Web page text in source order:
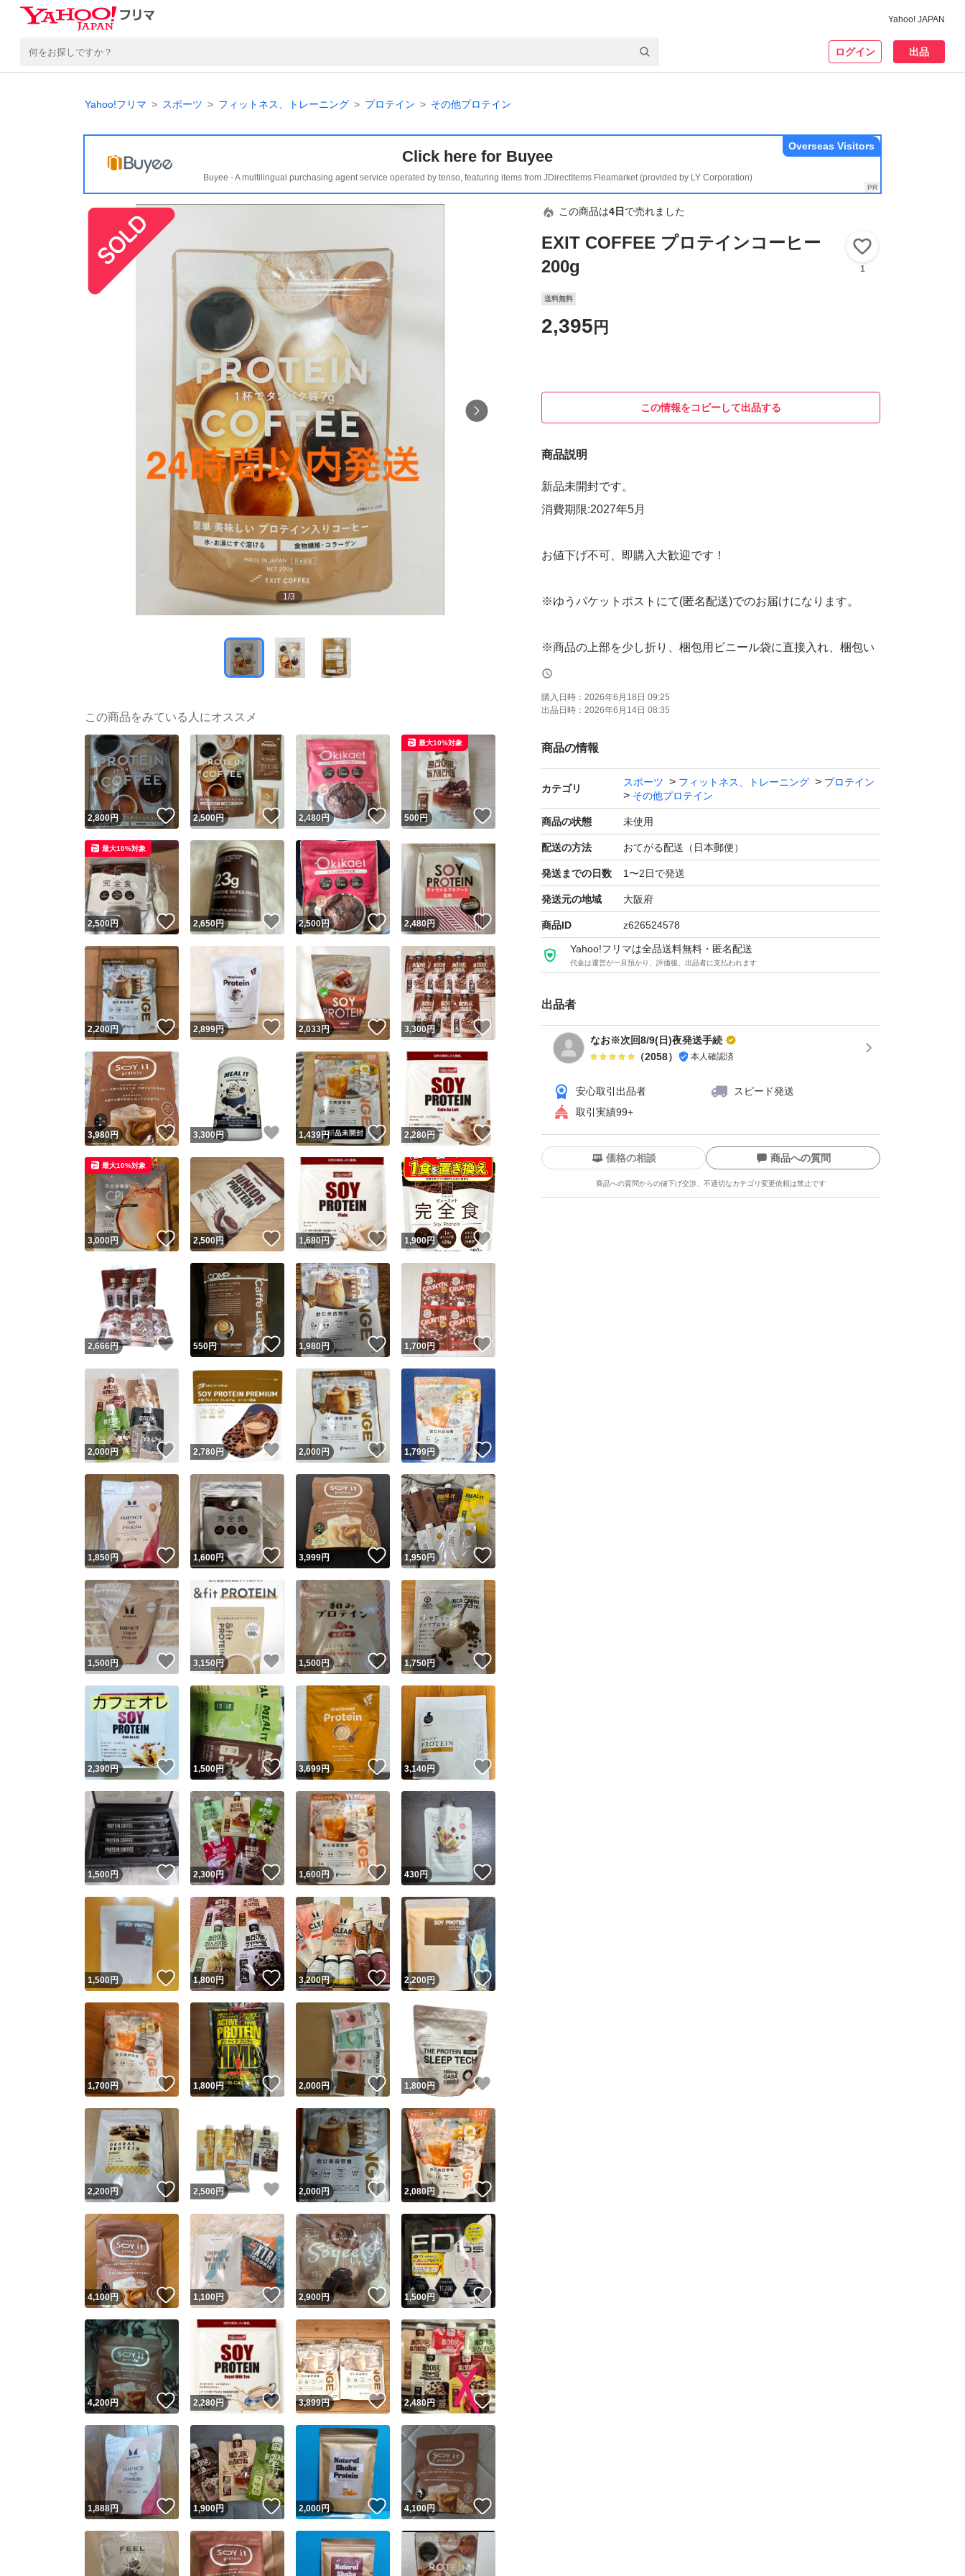
Yahoo! JAPAN
ログイン 出品
Yahoo!フリマ スポーツ フィットネス、トレーニング プロテイン その他プロテイン
Click here for Buyee
Buyee - A multilingual purchasing agent service operated by tenso, featuring items from JDirectItems Fleamarket (provided by LY Corporation)
Overseas Visitors
1/3
この商品は4日 で売れました
EXIT COFFEE プロテインコーヒー
200g
1
送料無料
2,395 円
この情報をコピーして出品する
商品説明
新品未開封です。
消費期限:2027年5月
お値下げ不可、即購入大歓迎です！
※ゆうパケットポストにて(匿名配送)でのお届けになります。
※商品の上部を少し折り、梱包用ビニール袋に直接入れ、梱包い
たします。開封の際はご注意下さいませ。
製品の特性上、最初からパッケージにシワ、汚れ等見られる事が
あります、ご了承頂ける方のみご購入願います。
1杯で7gのタンパク質が摂取でき、食物繊維とコラーゲンも配合
された水やお湯に溶けるインスタントコーヒーです。
- ブランド: EXIT COFFEE
- 内容量: 200g ×2袋
- 主な成分: タンパク質、食物繊維、コラーゲンペプチド
- 生産国: 日本
ご覧いただきありがとうございます。
プロテイン
コーヒー
coffee
珈琲
購入日時： 2026年6月18日 09:25
出品日時： 2026年6月14日 08:35
商品の情報
カテゴリ
スポーツ フィットネス、トレーニング
プロテイン
その他プロテイン
商品の状態 未使用
配送の方法 おてがる配送（日本郵便）
発送までの日数 1〜2日で発送
発送元の地域 大阪府
商品ID z626524578
Yahoo!フリマは全品送料無料・匿名配送
代金は運営が一旦預かり、評価後、出品者に支払われます
出品者
なお※次回8/9(日)夜発送手続
（2058） 本人確認済
安心取引出品者
スピード発送
取引実績99+
ユーザーの実績について
Yahoo!フリマが定めた一定の基準を満たしたユーザーにバッジを付与しています
安心取引出品者
安心取引出品者 Yahoo!フリマの基準をクリアした安心・安全なユーザーです
取引実績
取引実績◯+ このユーザーはYahoo!フリマの取引を完了させた実績があります
他フリマ実績◯+ このユーザーは他フリマサービスでの取引実績があります
スピード&安心発送
※このバッジは実績に基づく表示であり、発送を保証しているものではありません
スピード＆安心発送
このユーザーは高頻度で24時間以内＆設定した発送日数内に発送してい
ます
スピード発送 このユーザーは高頻度で24時間以内に発送しています
安心発送 このユーザーは設定した発送日数内に発送しています
価格の相談 商品への質問
商品への質問からの値下げ交渉、不適切なカテゴリ変更依頼は禁止です
この商品の情報をコピーします
商品画像の 無断転載は禁止されています
コピーは
1商品につき1回です
出品ページへ
キャンセル
この商品をみている人にオススメ
2,800円 いいね！
2,500円 いいね！
2,480円 いいね！
500円
最大10%対象
2,500円 いいね！
最大10%対象
2,650円 いいね！
2,500円 いいね！
2,480円
2,200円 いいね！
2,899円 いいね！
2,033円 いいね！
3,300円
3,980円 いいね！
3,300円 いいね！
1,439円 いいね！
2,280円
3,000円 いいね！
最大10%対象
2,500円 いいね！
1,680円 いいね！
1,900円
2,666円 いいね！
550円 いいね！
1,980円 いいね！
1,700円
2,000円 いいね！
2,780円 いいね！
2,000円 いいね！
1,799円 いいね！
1,850円 いいね！
1,600円 いいね！
3,999円 いいね！
1,950円
1,500円 いいね！
3,150円 いいね！
1,500円 いいね！
1,750円
2,390円 いいね！
1,500円 いいね！
3,699円 いいね！
3,140円
1,500円 いいね！
2,300円 いいね！
1,600円 いいね！
430円
1,500円 いいね！
1,800円 いいね！
3,200円 いいね！
2,200円 いいね！
1,700円 いいね！
1,800円 いいね！
2,000円 いいね！
1,800円
2,200円 いいね！
2,500 円 いいね！
2,000円 いいね！
2,080円
4,100円 いいね！
1,100円 いいね！
2,900円 いいね！
1,500円
4,200円 いいね！
2,280円 いいね！
3,899円 いいね！
2,480円 いいね！
1,888円 いいね！
1,900円 いいね！
2,000円 いいね！
4,100円